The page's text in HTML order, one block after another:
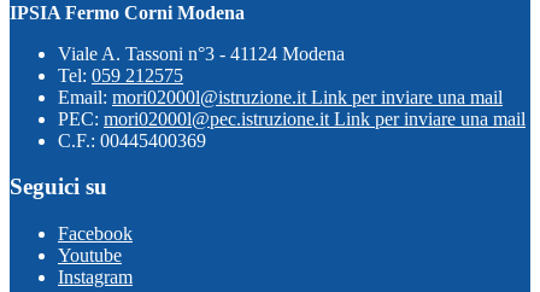
IPSIA Fermo Corni Modena
Viale A. Tassoni n°3 - 41124 Modena
Tel: 059 212575
Email: mori02000l@istruzione.it Link per inviare una mail
PEC: mori02000l@pec.istruzione.it Link per inviare una mail
C.F.: 00445400369
Seguici su
Facebook
Youtube
Instagram